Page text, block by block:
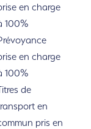
en charge
100%
en charge
100%
de
en
pris en